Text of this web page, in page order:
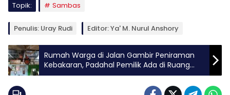
Topik:
Sambas
Penulis: Uray Rudi Editor: Ya' M. Nurul Anshory
Rumah Warga di Jalan Gambir Peniraman
Kebakaran, Padahal Pemilik Ada di Ruang
Tamu